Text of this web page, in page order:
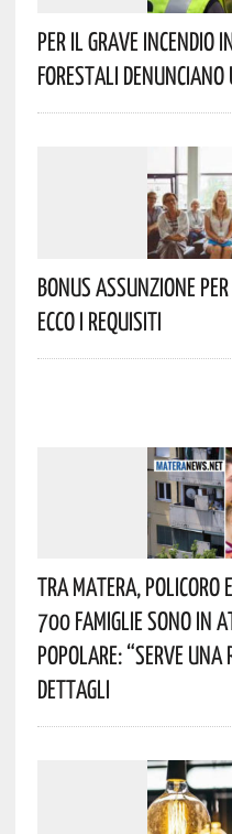
Per Il Grave Incendio
Forestali Denunciano
Bonus Assunzione
Ecco I Requisiti
Tra Matera, Policoro
700 Famiglie Sono In
Popolare: “serve
Dettagli